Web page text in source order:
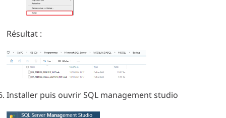
Résultat :
Installer puis ouvrir SQL management studio